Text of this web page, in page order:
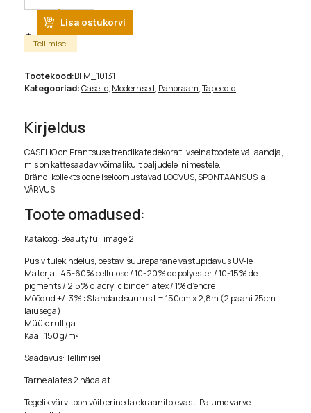
Lisa ostukorvi
Tellimisel
Tootekood:BFM_10131
Kategooriad:Caselio, Modernsed, Panoraam,Tapeedid
Kirjeldus
CASELIO on Prantsuse trendikate dekoratiivseinatoodete väljaandja,
mis on kättesaadav võimalikult paljudele inimestele.
Brändi kollektsioone iseloomustavad LOOVUS, SPONTAANSUS ja
VÄRVUS
Toote omadused:
Kataloog: Beauty full image 2
Püsiv tulekindelus, pestav, suurepärane vastupidavus UV-le
Materjal: 45-60% cellulose / 10-20% de polyester / 10-15% de
pigments / 2.5% d’acrylic binder latex / 1% d’encre
Mõõdud +/-3% : Standardsuurus L= 150cm x 2,8m (2 paani 75cm
laiusega)
Müük: rulliga
Kaal: 150 g/m²
Saadavus: Tellimisel
Tarne alates 2 nädalat
Tegelik värvitoon võib erineda ekraanil olevast. Palume värve